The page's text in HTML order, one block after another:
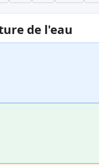
de l'eau